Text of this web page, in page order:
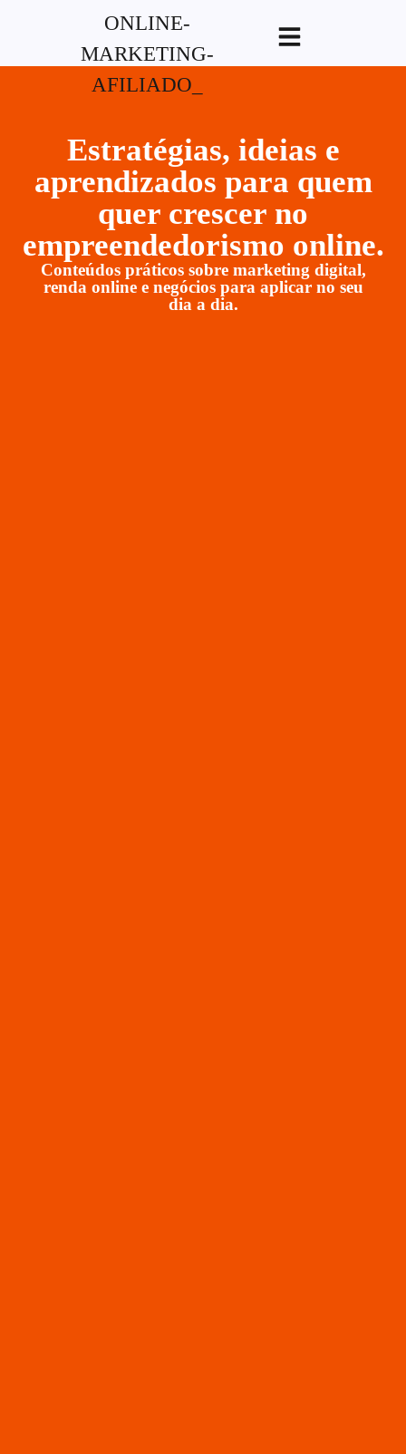
G-XVBZZCFH00pub-
5970489886047746AW-17954400846.
Estratégias, ideias e
aprendizados para quem
quer crescer no
empreendedorismo online.
Conteúdos práticos sobre marketing digital,
renda online e negócios para aplicar no seu
dia a dia.